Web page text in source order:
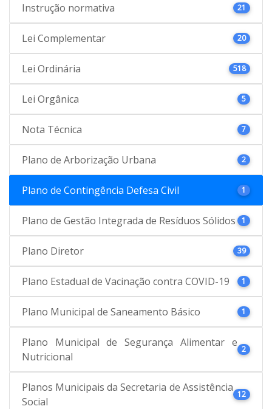
Instrução normativa 21
Lei Complementar 20
Lei Ordinária 518
Lei Orgânica 5
Nota Técnica 7
Plano de Arborização Urbana 2
Plano de Contingência Defesa Civil 1
Plano de Gestão Integrada de Resíduos Sólidos 1
Plano Diretor 39
Plano Estadual de Vacinação contra COVID-19 1
Plano Municipal de Saneamento Básico 1
Plano Municipal de Segurança Alimentar e
Nutricional
2
Planos Municipais da Secretaria de Assistência
Social
12